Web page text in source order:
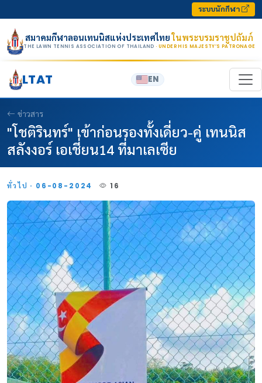
ระบบนักกีฬา
สมาคมกีฬาลอนเทนนิสแห่งประเทศไทยในพระบรมราชูปถัมภ์
THE LAWN TENNIS ASSOCIATION OF THAILAND · UNDER HIS MAJESTY’S PATRONAGE
LTAT EN
ข่าวสาร
"โชติรินทร์" เข้าก่อนรองทั้งเดี่ยว-คู่ เทนนิส
สลังงอร์ เอเชี่ยน14 ที่มาเลเซีย
ทั่วไป · 06-08-2024 16